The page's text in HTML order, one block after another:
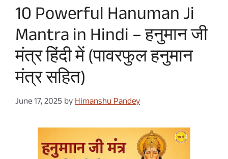
10 Powerful Hanuman Ji
Mantra in Hindi – हनुमान जी
मंत्र हिंदी में (पावरफुल हनुमान
मंत्र सहित)
June 17, 2025 byHimanshu Pandey